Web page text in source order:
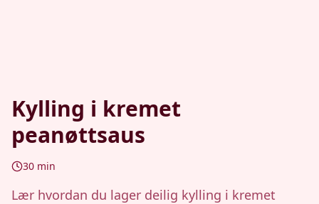
Kylling i kremet
peanøttsaus
30 min
Lær hvordan du lager deilig kylling i kremet